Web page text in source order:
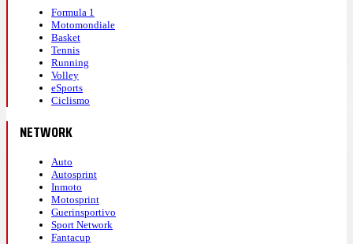
Formula 1
Motomondiale
Basket
Tennis
Running
Volley
eSports
Ciclismo
NETWORK
Auto
Autosprint
Inmoto
Motosprint
Guerinsportivo
Sport Network
Fantacup